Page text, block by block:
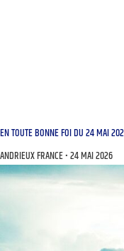
EN TOUTE BONNE FOI DU 24 MAI
ANDRIEUX FRANCE 24 MAI 2026